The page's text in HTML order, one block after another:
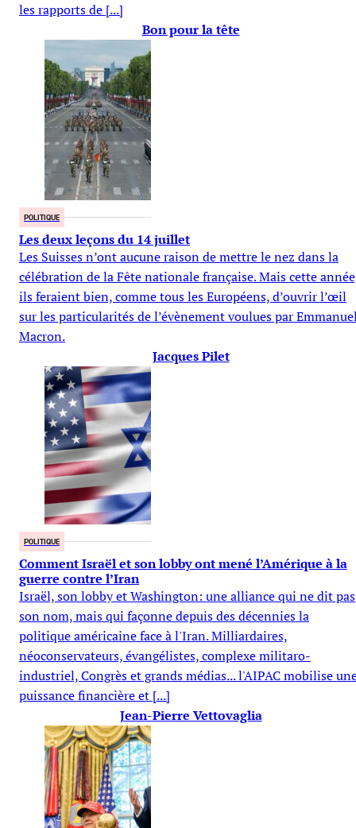
les rapports de [...]
Bon pour la tête
POLITIQUE
Les deux leçons du 14 juillet
Les Suisses n’ont aucune raison de mettre le nez dans la
célébration de la Fête nationale française. Mais cette
ils feraient bien, comme tous les Européens, d’ouvrir l’œil
sur les particularités de l’évènement voulues par
Macron.
Jacques Pilet
POLITIQUE
Comment Israël et son lobby ont mené l’Amérique à la
guerre contre l’Iran
Israël, son lobby et Washington: une alliance qui ne dit pas
son nom, mais qui façonne depuis des décennies la
politique américaine face à l'Iran. Milliardaires,
néoconservateurs, évangélistes, complexe militaro-
industriel, Congrès et grands médias... l'AIPAC mobilise
puissance financière et [...]
Jean-Pierre Vettovaglia